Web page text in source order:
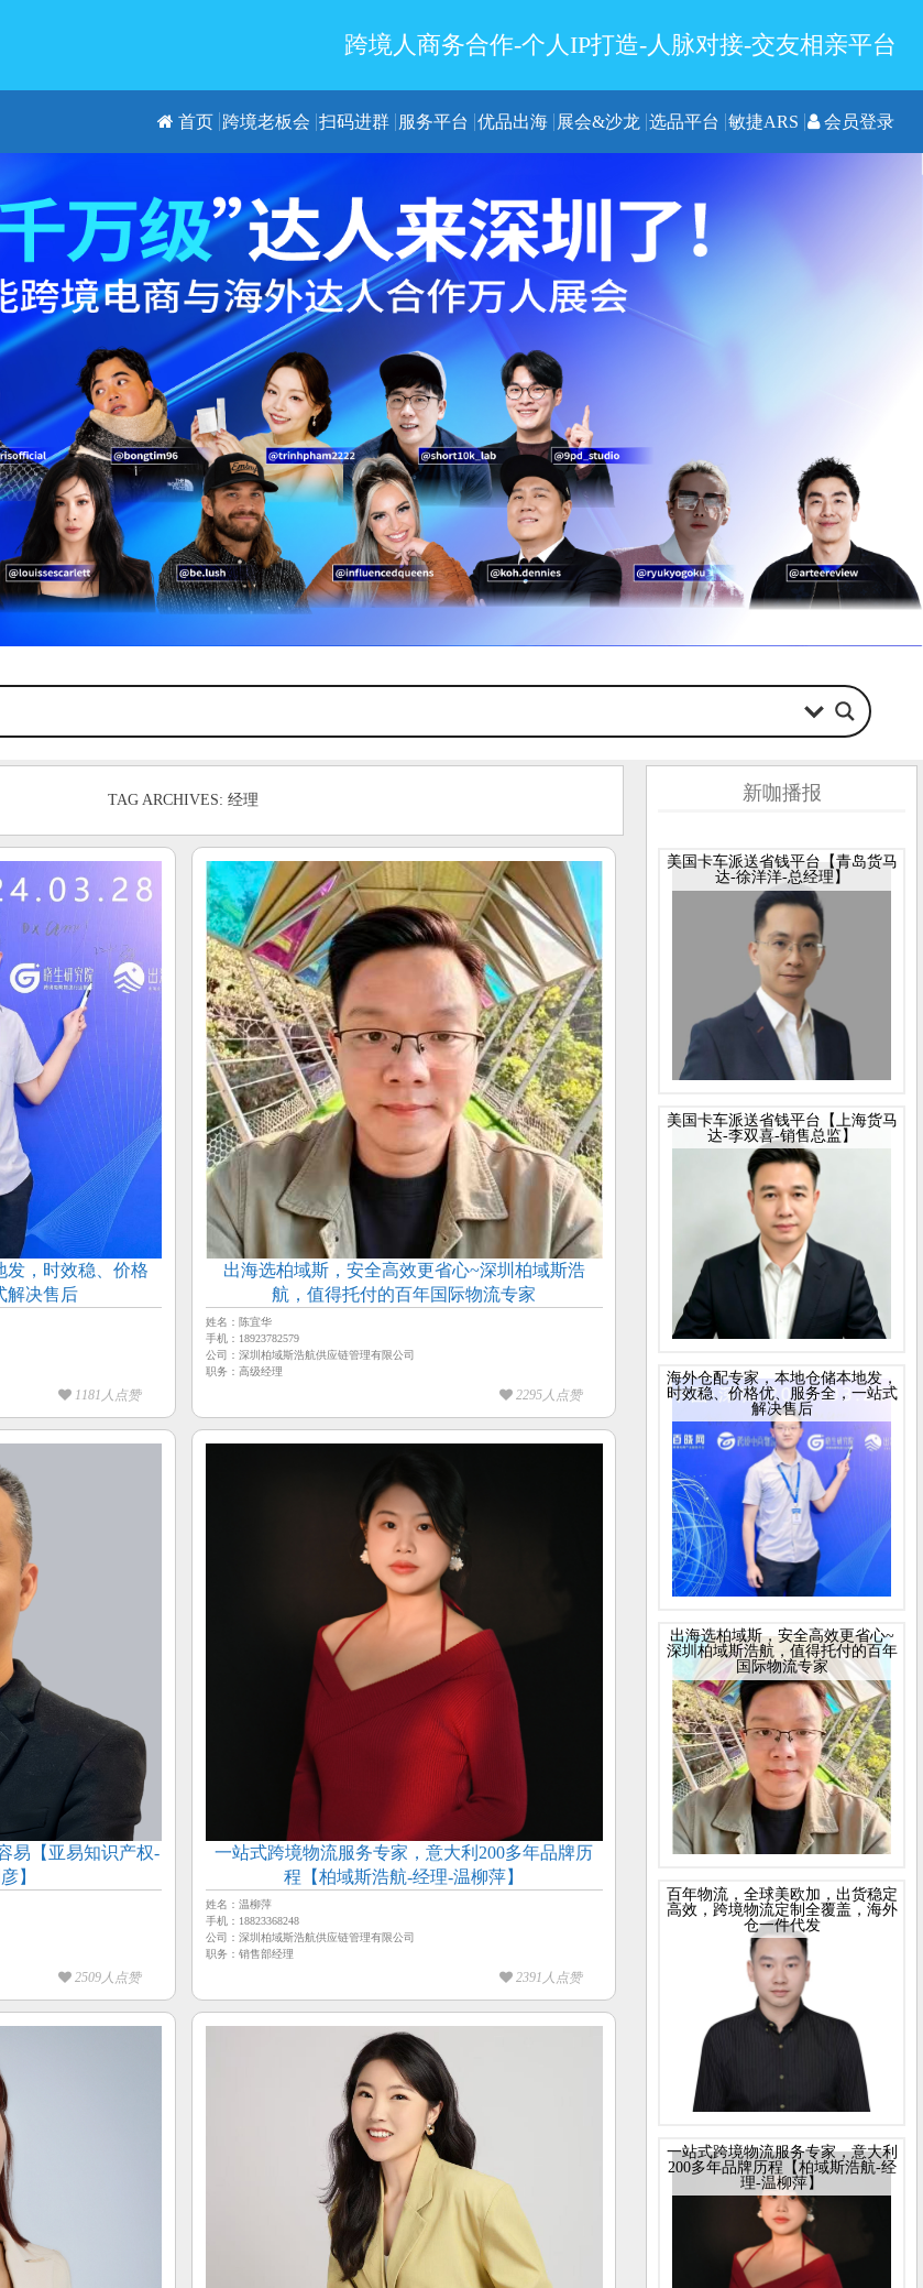
跨境人商务合作-个人IP打造-人脉对接-交友相亲平台
首页 跨境老板会 扫码进群 服务平台 优品出海 展会&沙龙 选品平台 敏捷ARS 会员登录
TAG ARCHIVES: 经理
发，时效稳、价格
解决售后
1181人点赞
出海选柏域斯，安全高效更省心~深圳柏域斯浩
航，值得托付的百年国际物流专家
姓名：陈宜华
手机：18923782579
公司：深圳柏域斯浩航供应链管理有限公司
职务：高级经理
2295人点赞
易【亚易知识产权-
】
2509人点赞
一站式跨境物流服务专家，意大利200多年品牌历
程【柏域斯浩航-经理-温柳萍】
姓名：温柳萍
手机：18823368248
公司：深圳柏域斯浩航供应链管理有限公司
职务：销售部经理
2391人点赞
新咖播报
美国卡车派送省钱平台【青岛货马
达-徐洋洋-总经理】
美国卡车派送省钱平台【上海货马
达-李双喜-销售总监】
海外仓配专家，本地仓储本地发，
时效稳、价格优、服务全，一站式
解决售后
出海选柏域斯，安全高效更省心~
深圳柏域斯浩航，值得托付的百年
国际物流专家
百年物流，全球美欧加，出货稳定
高效，跨境物流定制全覆盖，海外
仓一件代发
一站式跨境物流服务专家，意大利
200多年品牌历程【柏域斯浩航-经
理-温柳萍】